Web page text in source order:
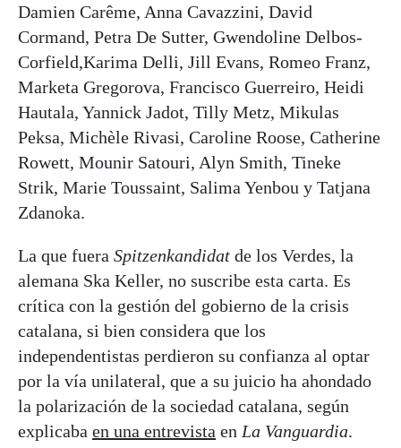
Damien Carême, Anna Cavazzini, David
Cormand, Petra De Sutter, Gwendoline Delbos-
Corfield,Karima Delli, Jill Evans, Romeo Franz,
Marketa Gregorova, Francisco Guerreiro, Heidi
Hautala, Yannick Jadot, Tilly Metz, Mikulas
Peksa, Michèle Rivasi, Caroline Roose, Catherine
Rowett, Mounir Satouri, Alyn Smith, Tineke
Strik, Marie Toussaint, Salima Yenbou y Tatjana
Zdanoka.
La que fuera Spitzenkandidat de los Verdes, la
alemana Ska Keller, no suscribe esta carta. Es
crítica con la gestión del gobierno de la crisis
catalana, si bien considera que los
independentistas perdieron su confianza al optar
por la vía unilateral, que a su juicio ha ahondado
la polarización de la sociedad catalana, según
explicaba en una entrevista en La Vanguardia.